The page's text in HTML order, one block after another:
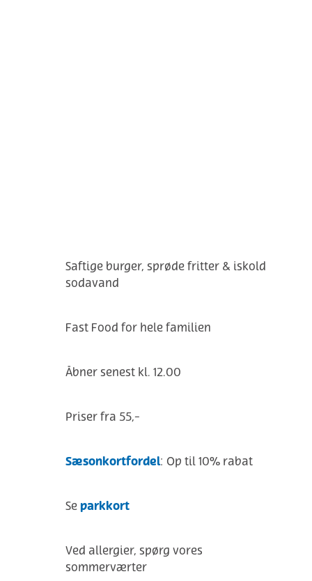
Saftige burger, sprøde fritter & iskold
sodavand
Fast Food for hele familien
Åbner senest kl. 12.00
Priser fra 55,-
Sæsonkortfordel: Op til 10% rabat
Se parkkort
Ved allergier, spørg vores
sommerværter